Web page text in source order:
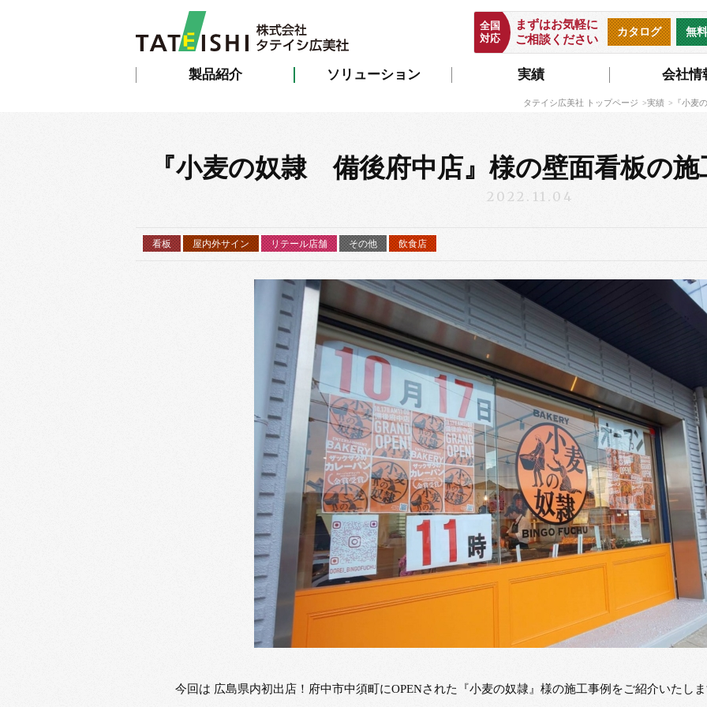
製品紹介 ソリューション 実績 会社情
無
カタログ
まずはお気軽に
ご相談ください
全国
対応
タテイシ広美社 トップページ 実績 『小麦
『小麦の奴隷 備後府中店』様の壁面看板の
2022.11.04
看板 屋内外サイン リテール店舗 その他 飲食店
今回は 広島県内初出店！府中市中須町にOPENされた『小麦の奴隷』様の施工事例をご紹介いたし